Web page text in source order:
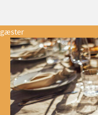
gæster